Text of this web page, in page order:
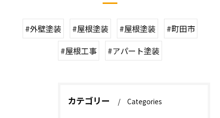
#外壁塗装 #屋根塗装 #屋根塗装
#町田市
#屋根工事
#アパート塗装
カテゴリー Categories